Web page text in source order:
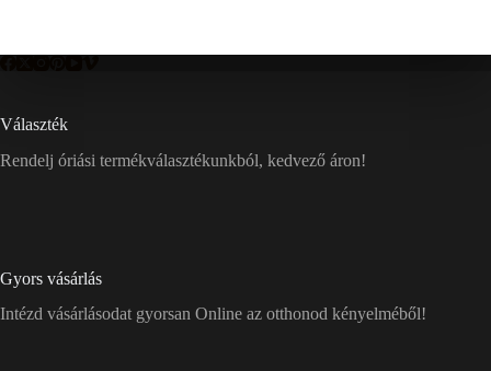
Választék
Rendelj óriási termékválasztékunkból, kedvező áron!
Gyors vásárlás
Intézd vásárlásodat gyorsan Online az otthonod kényelméből!